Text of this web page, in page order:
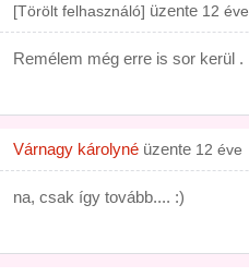
[Törölt felhasználó] üzente 12 éve
Remélem még erre is sor kerül
Várnagy károlyné üzente 12 éve
na, csak így tovább.... :)